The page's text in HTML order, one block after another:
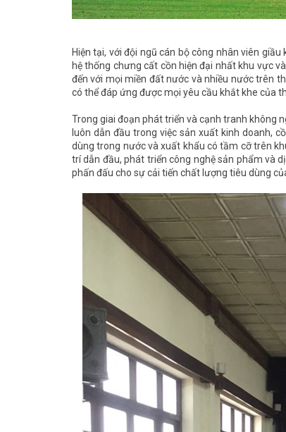
Hiện tại, với đội ngũ cán bộ công nhân viên
hệ thống chưng cất cồn hiện đại nhất khu vực
đến với mọi miền đất nước và nhiều nước trên
có thể đáp ứng được mọi yêu cầu khắt khe của
Trong giai đoạn phát triển và cạnh tranh không
luôn dẫn đầu trong việc sản xuất kinh doanh,
dùng trong nước và xuất khẩu có tầm cỡ trên
trí dẫn đầu, phát triển công nghệ sản phẩm và
phấn đấu cho sự cải tiến chất lượng tiêu dùng